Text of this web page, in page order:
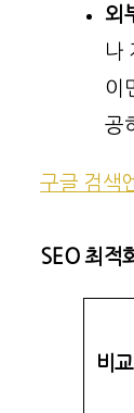
외
나
이
공
구글 검색
SEO 최적
비